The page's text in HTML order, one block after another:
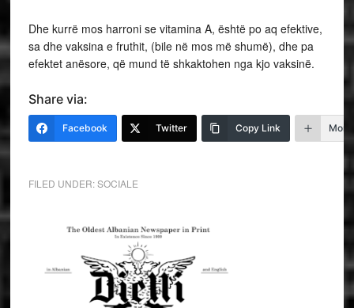
Dhe kurrë mos harroni se vitamina A, është po aq efektive,
sa dhe vaksina e fruthit, (bile në mos më shumë), dhe pa
efektet anësore, që mund të shkaktohen nga kjo vaksinë.
Share via:
Facebook Twitter Copy Link More
FILED UNDER:SOCIALE